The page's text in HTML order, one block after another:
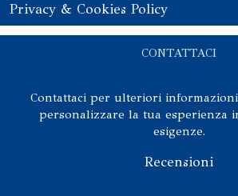
Privacy & Cookies Policy
CONTATTACI
Contattaci per ulteriori
personalizzare la tua esperienza
esigenze.
Recensioni